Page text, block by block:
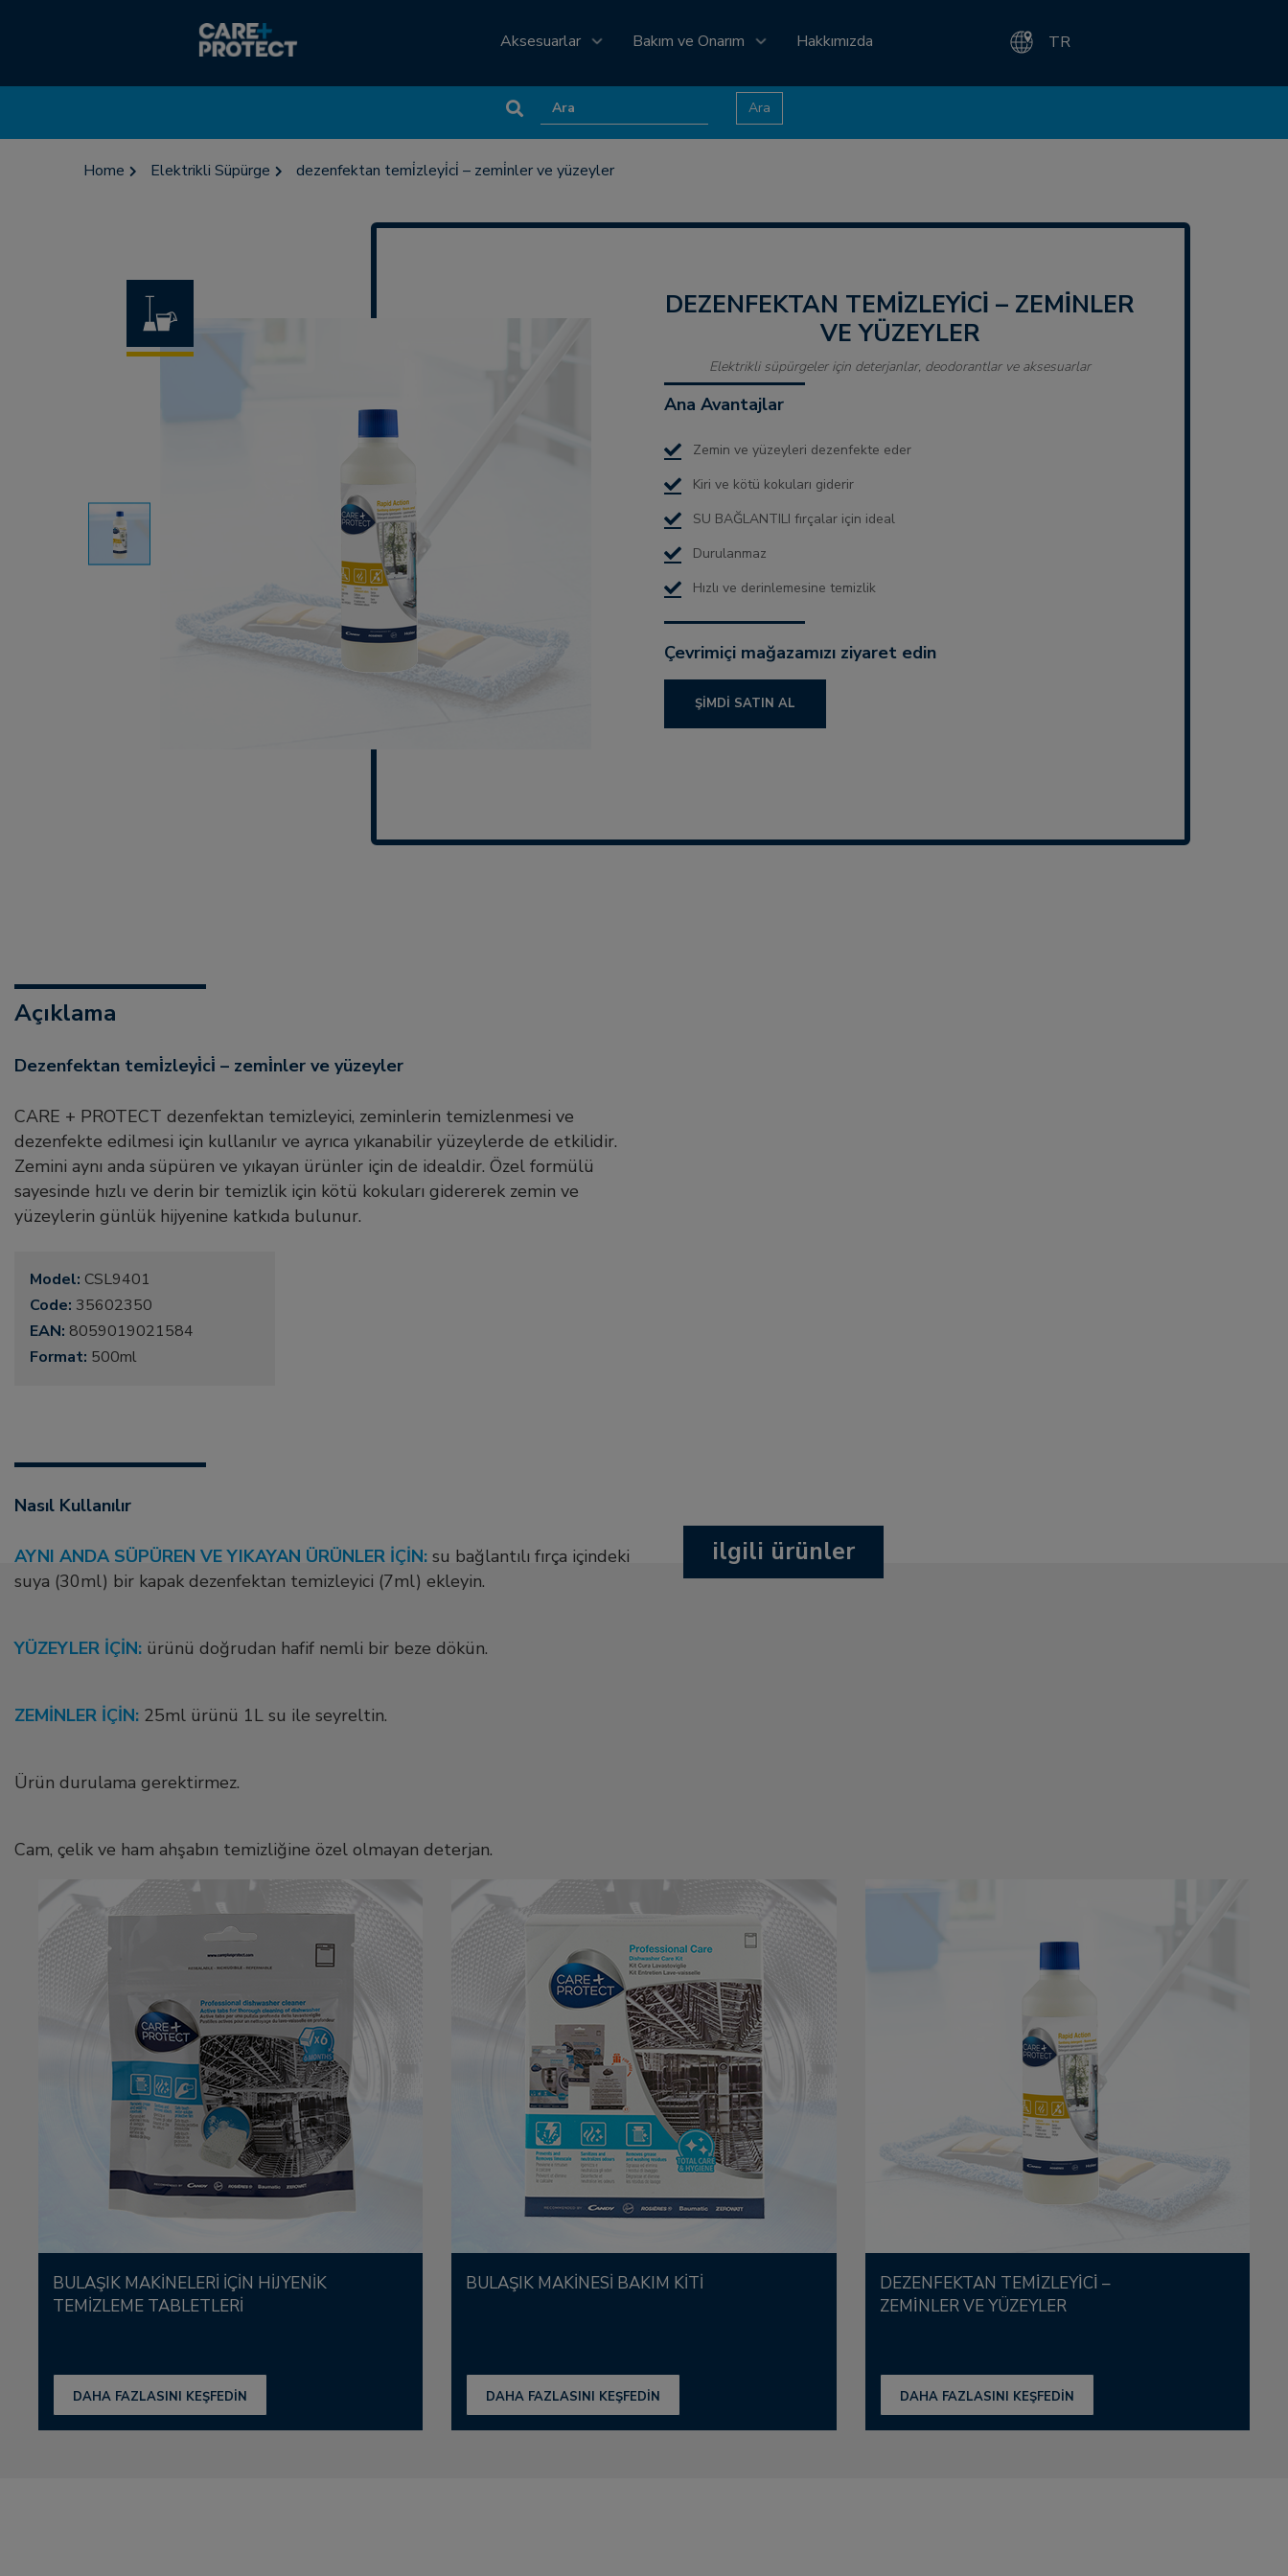
Aksesuarlar Bakım ve Onarım Hakkımızda TR
Home Elektrikli Süpürge dezenfektan temi̇zleyi̇ci̇ – zemi̇nler ve yüzeyler
DEZENFEKTAN TEMİZLEYİCİ – ZEMİNLER
VE YÜZEYLER
Elektrikli süpürgeler için deterjanlar, deodorantlar ve aksesuarlar
Ana Avantajlar
Zemin ve yüzeyleri dezenfekte eder
Kiri ve kötü kokuları giderir
SU BAĞLANTILI fırçalar için ideal
Durulanmaz
Hızlı ve derinlemesine temizlik
Çevrimiçi mağazamızı ziyaret edin
ŞIMDI SATIN AL
Açıklama
dezenfektan temi̇zleyi̇ci̇ – zemi̇nler ve yüzeyler
CARE + PROTECT dezenfektan temizleyici, zeminlerin temizlenmesi ve
dezenfekte edilmesi için kullanılır ve ayrıca yıkanabilir yüzeylerde de etkilidir.
Zemini aynı anda süpüren ve yıkayan ürünler için de idealdir. Özel formülü
sayesinde hızlı ve derin bir temizlik için kötü kokuları gidererek zemin ve
yüzeylerin günlük hijyenine katkıda bulunur.
Model: CSL9401
Code: 35602350
EAN: 8059019021584
Format: 500ml
Nasıl Kullanılır
AYNI ANDA SÜPÜREN VE YIKAYAN ÜRÜNLER İÇİN: su bağlantılı fırça içindeki
suya (30ml) bir kapak dezenfektan temizleyici (7ml) ekleyin.
YÜZEYLER İÇİN: ürünü doğrudan hafif nemli bir beze dökün.
ZEMİNLER İÇİN: 25ml ürünü 1L su ile seyreltin.
Ürün durulama gerektirmez.
Cam, çelik ve ham ahşabın temizliğine özel olmayan deterjan.
ilgili ürünler
BULAŞIK MAKİNELERİ İÇİN HİJYENİK
TEMİZLEME TABLETLERİ
DAHA FAZLASINI KEŞFEDİN
BULAŞIK MAKİNESİ BAKIM KİTİ
DAHA FAZLASINI KEŞFEDİN
DEZENFEKTAN TEMİZLEYİCİ –
ZEMİNLER VE YÜZEYLER
DAHA FAZLASINI KEŞFEDİN